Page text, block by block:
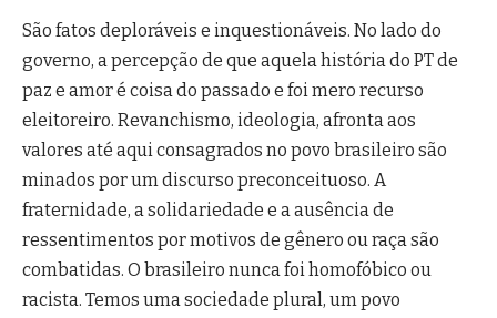
São fatos deploráveis e inquestionáveis. No lado do
governo, a percepção de que aquela história do PT de
paz e amor é coisa do passado e foi mero recurso
eleitoreiro. Revanchismo, ideologia, afronta aos
valores até aqui consagrados no povo brasileiro são
minados por um discurso preconceituoso. A
fraternidade, a solidariedade e a ausência de
ressentimentos por motivos de gênero ou raça são
combatidas. O brasileiro nunca foi homofóbico ou
racista. Temos uma sociedade plural, um povo